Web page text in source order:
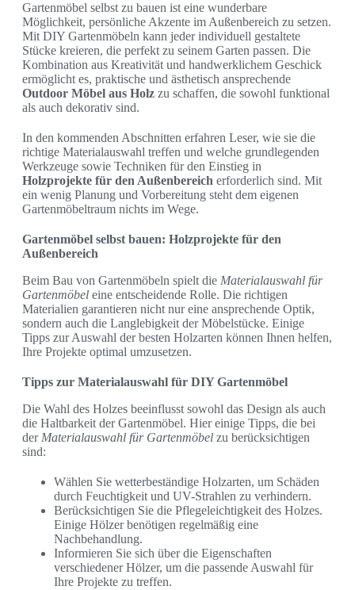
Gartenmöbel selbst zu bauen ist eine wunderbare
Möglichkeit, persönliche Akzente im Außenbereich zu setzen.
Mit DIY Gartenmöbeln kann jeder individuell gestaltete
Stücke kreieren, die perfekt zu seinem Garten passen. Die
Kombination aus Kreativität und handwerklichem Geschick
ermöglicht es, praktische und ästhetisch ansprechende
Outdoor Möbel aus Holz zu schaffen, die sowohl funktional
als auch dekorativ sind.
In den kommenden Abschnitten erfahren Leser, wie sie die
richtige Materialauswahl treffen und welche grundlegenden
Werkzeuge sowie Techniken für den Einstieg in
Holzprojekte für den Außenbereich erforderlich sind. Mit
ein wenig Planung und Vorbereitung steht dem eigenen
Gartenmöbeltraum nichts im Wege.
Gartenmöbel selbst bauen: Holzprojekte für den
Außenbereich
Beim Bau von Gartenmöbeln spielt die Materialauswahl für
Gartenmöbel eine entscheidende Rolle. Die richtigen
Materialien garantieren nicht nur eine ansprechende Optik,
sondern auch die Langlebigkeit der Möbelstücke. Einige
Tipps zur Auswahl der besten Holzarten können Ihnen helfen,
Ihre Projekte optimal umzusetzen.
Tipps zur Materialauswahl für DIY Gartenmöbel
Die Wahl des Holzes beeinflusst sowohl das Design als auch
die Haltbarkeit der Gartenmöbel. Hier einige Tipps, die bei
der Materialauswahl für Gartenmöbel zu berücksichtigen
sind:
Wählen Sie wetterbeständige Holzarten, um Schäden
durch Feuchtigkeit und UV-Strahlen zu verhindern.
Berücksichtigen Sie die Pflegeleichtigkeit des Holzes.
Einige Hölzer benötigen regelmäßig eine
Nachbehandlung.
Informieren Sie sich über die Eigenschaften
verschiedener Hölzer, um die passende Auswahl für
Ihre Projekte zu treffen.